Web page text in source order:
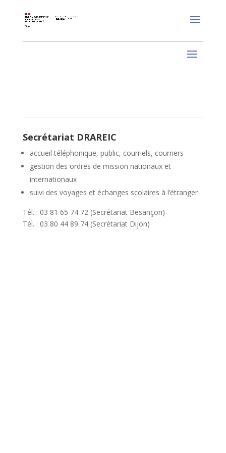
Secrétariat DRAREIC
accueil téléphonique, public, courriels, courriers
gestion des ordres de mission nationaux et
internationaux
suivi des voyages et échanges scolaires à l’étranger
Tél. : 03 81 65 74 72 (Secrétariat Besançon)
Tél. : 03 80 44 89 74 (Secrétariat Dijon)